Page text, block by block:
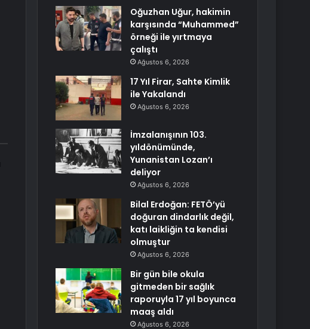
Oğuzhan Uğur, hakimin
karşısında “Muhammed”
örneği ile yırtmaya
çalıştı
Ağustos 6, 2026
17 Yıl Firar, Sahte Kimlik
ile Yakalandı
Ağustos 6, 2026
İmzalanışının 103.
yıldönümünde,
Yunanistan Lozan’ı
deliyor
Ağustos 6, 2026
Bilal Erdoğan: FETÖ’yü
doğuran dindarlık değil,
katı laikliğin ta kendisi
olmuştur
Ağustos 6, 2026
Bir gün bile okula
gitmeden bir sağlık
raporuyla 17 yıl boyunca
maaş aldı
Ağustos 6, 2026